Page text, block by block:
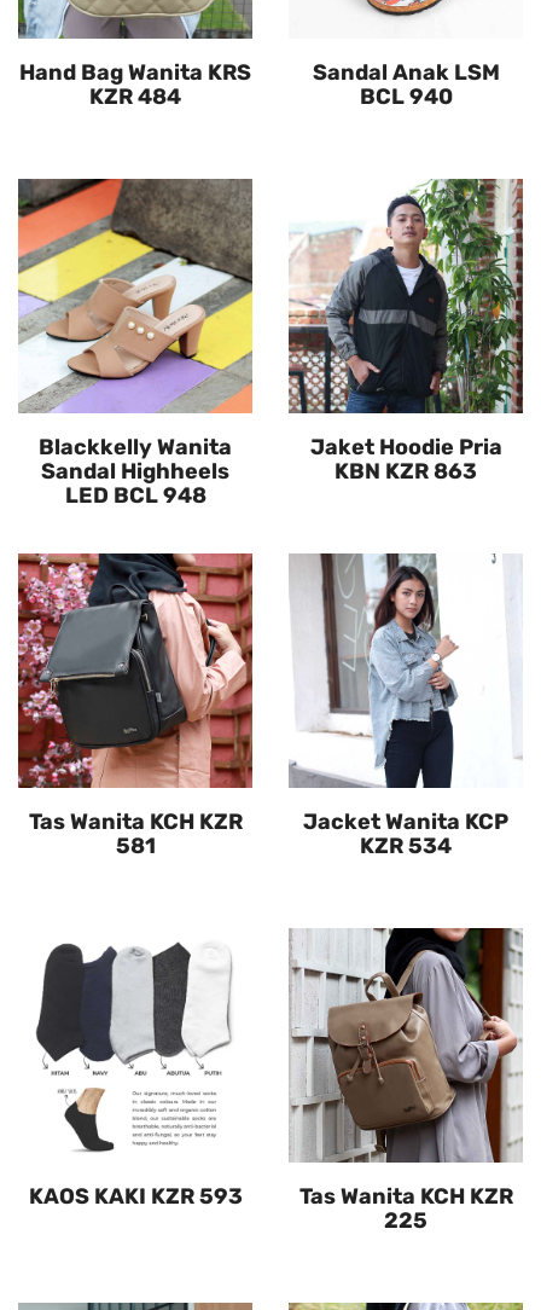
Hand Bag Wanita KRS
KZR 484
Sandal Anak LSM
BCL 940
Blackkelly Wanita
Sandal Highheels
LED BCL 948
Jaket Hoodie Pria
KBN KZR 863
Tas Wanita KCH KZR
581
Jacket Wanita KCP
KZR 534
KAOS KAKI KZR 593
Tas Wanita KCH KZR
225